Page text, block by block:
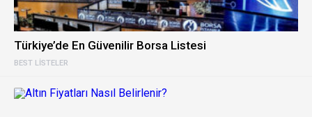
BEST LISTELER
Türkiye’de En Güvenilir Borsa Listesi